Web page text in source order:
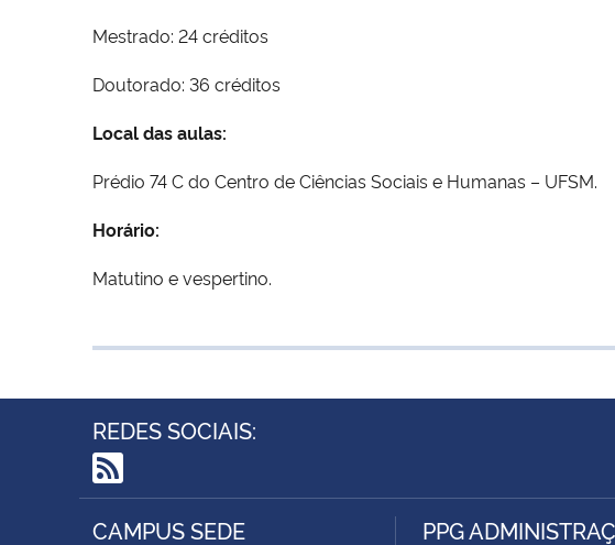
Mestrado: 24 créditos
Doutorado: 36 créditos
Local das aulas:
Prédio 74 C do Centro de Ciências Sociais e Humanas – UFSM.
Horário:
Matutino e vespertino.
REDES SOCIAIS:
RSS
CAMPUS SEDE PPG